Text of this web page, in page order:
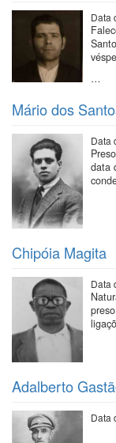
Data
…
Mário dos
Data
data
Chipóia Magita
Data
Adalberto
Data